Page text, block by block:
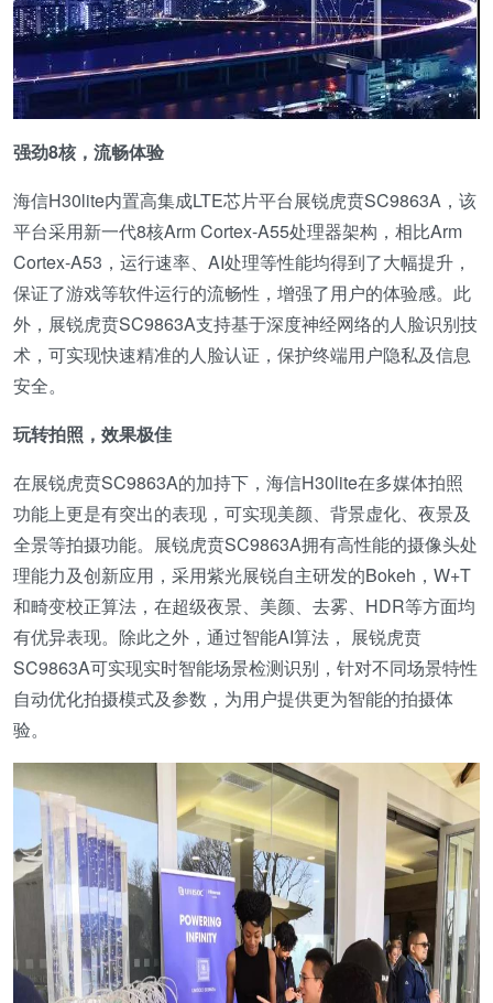
强劲8核，流畅体验
海信H30lite内置高集成LTE芯片平台展锐虎贲SC9863A，该
平台采用新一代8核Arm Cortex-A55处理器架构，相比Arm
Cortex-A53，运行速率、AI处理等性能均得到了大幅提升，
保证了游戏等软件运行的流畅性，增强了用户的体验感。此
外，展锐虎贲SC9863A支持基于深度神经网络的人脸识别技
术，可实现快速精准的人脸认证，保护终端用户隐私及信息
安全。
玩转拍照，效果极佳
在展锐虎贲SC9863A的加持下，海信H30lite在多媒体拍照
功能上更是有突出的表现，可实现美颜、背景虚化、夜景及
全景等拍摄功能。展锐虎贲SC9863A拥有高性能的摄像头处
理能力及创新应用，采用紫光展锐自主研发的Bokeh，W+T
和畸变校正算法，在超级夜景、美颜、去雾、HDR等方面均
有优异表现。除此之外，通过智能AI算法， 展锐虎贲
SC9863A可实现实时智能场景检测识别，针对不同场景特性
自动优化拍摄模式及参数，为用户提供更为智能的拍摄体
验。